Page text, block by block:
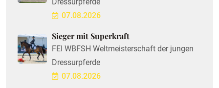
07.08.2026
Sieger mit Superkraft
FEI WBFSH Weltmeisterschaft der jungen
Dressurpferde
07.08.2026